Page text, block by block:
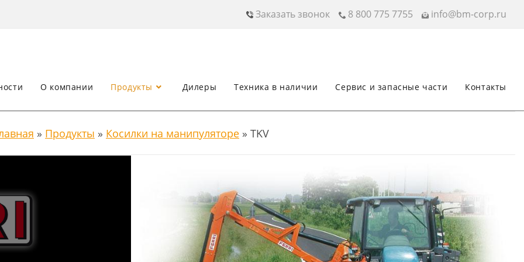
Заказать звонок 8 800 775 7755 info@bm-corp.ru
О компании Продукты Дилеры Техника в наличии Сервис и запасные части Контакты
» Продукты » Косилки на манипуляторе » TKV